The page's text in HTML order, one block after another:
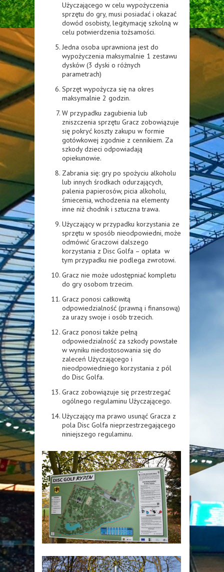
Użyczającego w celu wypożyczenia
sprzętu do gry, musi posiadać i okazać
dowód osobisty, legitymację szkolną w
celu potwierdzenia tożsamości.
Jedna osoba uprawniona jest do
wypożyczenia maksymalnie 1 zestawu
dysków (3 dyski o różnych
parametrach)
Sprzęt wypożycza się na okres
maksymalnie 2 godzin.
W przypadku zagubienia lub
zniszczenia sprzętu Gracz zobowiązuje
się pokryć koszty zakupu w formie
gotówkowej zgodnie z cennikiem. Za
szkody dzieci odpowiadają
opiekunowie.
Zabrania się: gry po spożyciu alkoholu
lub innych środkach odurzających,
palenia papierosów, picia alkoholu,
śmiecenia, wchodzenia na elementy
inne niż chodnik i sztuczna trawa.
Użyczający w przypadku korzystania ze
sprzętu w sposób nieodpowiedni, może
odmówić Graczowi dalszego
korzystania z Disc Golfa – opłata w
tym przypadku nie podlega zwrotowi.
Gracz nie może udostępniać kompletu
do gry osobom trzecim.
Gracz ponosi całkowitą
odpowiedzialność (prawną i finansową)
za urazy swoje i osób trzecich.
Gracz ponosi także pełną
odpowiedzialność za szkody powstałe
w wyniku niedostosowania się do
zaleceń Użyczającego i
nieodpowiedniego korzystania z pól
do Disc Golfa.
Gracz zobowiązuje się przestrzegać
ogólnego regulaminu Użyczającego.
Użyczający ma prawo usunąć Gracza z
pola Disc Golfa nieprzestrzegającego
niniejszego regulaminu.